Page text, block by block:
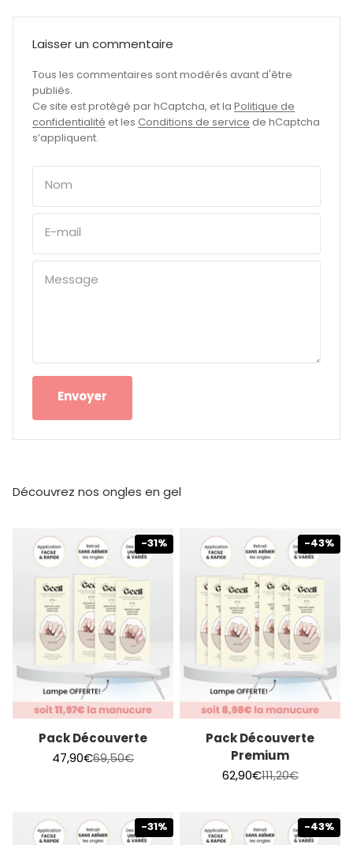
Laisser un commentaire
Tous les commentaires sont modérés avant d'être
publiés.
Ce site est protégé par hCaptcha, et la Politique de
confidentialité et les Conditions de service de hCaptcha
s’appliquent.
Nom
E-mail
Message
Envoyer
Découvrez nos ongles en gel
-31%
Pack Découverte
Prix de vente
47,90€Prix normal
69,50€
-43%
Pack Découverte
Premium
Prix de vente
62,90€Prix normal
111,20€
-31% -43%